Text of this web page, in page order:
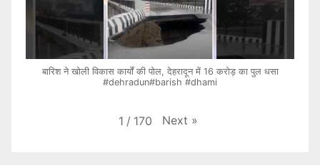
बारिश ने खोली विकास कार्यों की पोल, देहरादून में 16 करोड़ का पुल धसा
#dehradun#barish #dhami
1 / 170 Next »